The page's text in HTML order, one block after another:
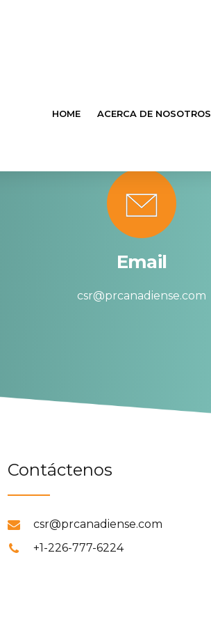
HOME ACERCA DE NOSOTROS
Email
csr@prcanadiense.com
Contáctenos
csr@prcanadiense.com
+1-226-777-6224